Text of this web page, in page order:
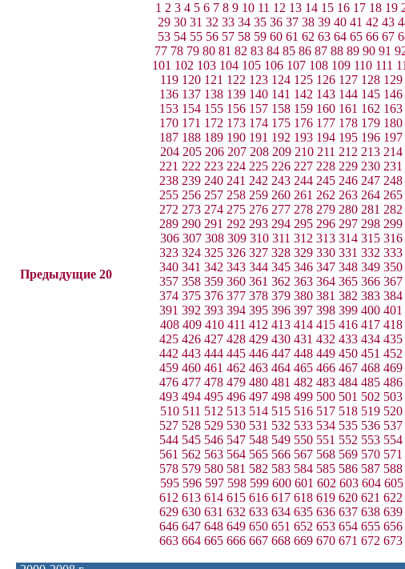
Предыдущие 20
1 2 3 4 5 6 7 8 9 10 11 12 13 14 15 16 17 18 19
29 30 31 32 33 34 35 36 37 38 39 40 41 42 43
53 54 55 56 57 58 59 60 61 62 63 64 65 66 67
77 78 79 80 81 82 83 84 85 86 87 88 89 90 91
101 102 103 104 105 106 107 108 109 110 111
119 120 121 122 123 124 125 126 127 128 129
136 137 138 139 140 141 142 143 144 145 146
153 154 155 156 157 158 159 160 161 162 163
170 171 172 173 174 175 176 177 178 179 180
187 188 189 190 191 192 193 194 195 196 197
204 205 206 207 208 209 210 211 212 213 214
221 222 223 224 225 226 227 228 229 230 231
238 239 240 241 242 243 244 245 246 247 248
255 256 257 258 259 260 261 262 263 264 265
272 273 274 275 276 277 278 279 280 281 282
289 290 291 292 293 294 295 296 297 298 299
306 307 308 309 310 311 312 313 314 315 316
323 324 325 326 327 328 329 330 331 332 333
340 341 342 343 344 345 346 347 348 349 350
357 358 359 360 361 362 363 364 365 366 367
374 375 376 377 378 379 380 381 382 383 384
391 392 393 394 395 396 397 398 399 400 401
408 409 410 411 412 413 414 415 416 417 418
425 426 427 428 429 430 431 432 433 434 435
442 443 444 445 446 447 448 449 450 451 452
459 460 461 462 463 464 465 466 467 468 469
476 477 478 479 480 481 482 483 484 485 486
493 494 495 496 497 498 499 500 501 502 503
510 511 512 513 514 515 516 517 518 519 520
527 528 529 530 531 532 533 534 535 536 537
544 545 546 547 548 549 550 551 552 553 554
561 562 563 564 565 566 567 568 569 570 571
578 579 580 581 582 583 584 585 586 587 588
595 596 597 598 599 600 601 602 603 604 605
612 613 614 615 616 617 618 619 620 621 622
629 630 631 632 633 634 635 636 637 638 639
646 647 648 649 650 651 652 653 654 655 656
663 664 665 666 667 668 669 670 671 672 673